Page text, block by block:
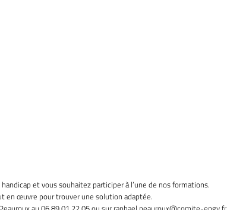
et vous souhaitez participer à l’une de nos formations.
en œuvre pour trouver une solution adaptée.